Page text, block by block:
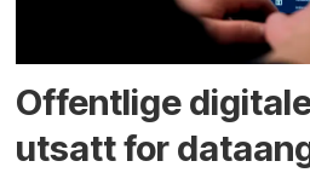
Offentlige
utsatt for